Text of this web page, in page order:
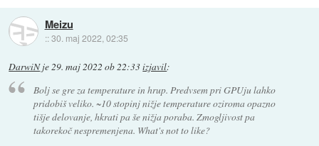
Meizu
::30. maj 2022, 02:35
DarwiNje29. maj 2022 ob 22:33izjavil:
Bolj se gre za temperature in hrup. Predvsem pri GPUju lahko
pridobiš veliko. ~10 stopinj nižje temperature oziroma opazno
tišje delovanje, hkrati pa še nižja poraba. Zmogljivost pa
takorekoč nespremenjena. What's not to like?